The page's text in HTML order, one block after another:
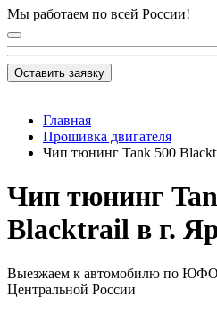
Мы работаем по всей России!
Оставить заявку
Главная
Прошивка двигателя
Чип тюнинг Tank 500
Чип тюнинг
Blacktrail в г.
Выезжаем к автомобилю по
Центральной России